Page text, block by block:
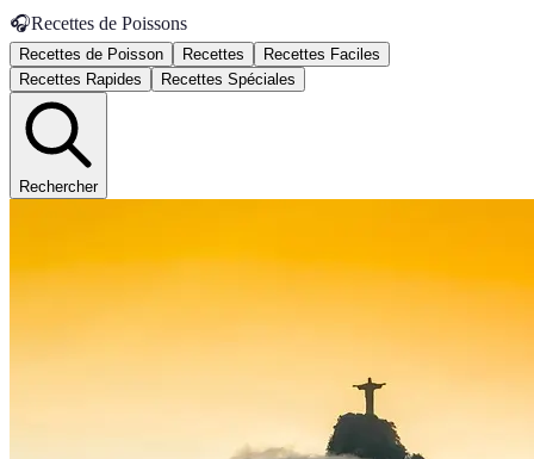
🎧Recettes de Poissons
Recettes de Poisson Recettes
Recettes Faciles
Recettes Rapides
Recettes Spéciales
Rechercher